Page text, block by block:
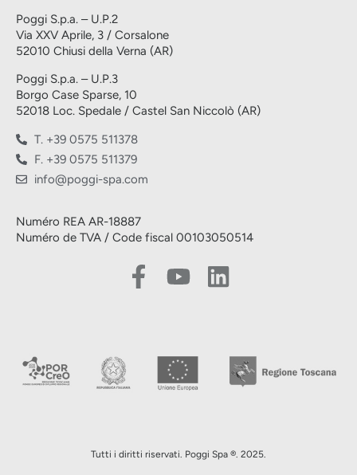
Poggi S.p.a. – U.P.2
Via XXV Aprile, 3 / Corsalone
52010 Chiusi della Verna (AR)
Poggi S.p.a. – U.P.3
Borgo Case Sparse, 10
52018 Loc. Spedale / Castel San Niccolò (AR)
T. +39 0575 511378
F. +39 0575 511379
info@poggi-spa.com
Numéro REA AR-18887
Numéro de TVA / Code fiscal 00103050514
Tutti i diritti riservati. Poggi Spa ®. 2025.